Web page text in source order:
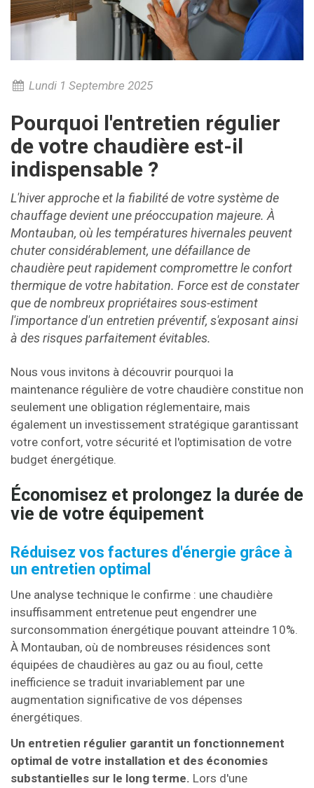
Lundi 1 Septembre 2025
Pourquoi l'entretien régulier
de votre chaudière est-il
indispensable ?
L'hiver approche et la fiabilité de votre système de
chauffage devient une préoccupation majeure. À
Montauban, où les températures hivernales peuvent
chuter considérablement, une défaillance de
chaudière peut rapidement compromettre le confort
thermique de votre habitation. Force est de constater
que de nombreux propriétaires sous-estiment
l'importance d'un entretien préventif, s'exposant ainsi
à des risques parfaitement évitables.
Nous vous invitons à découvrir pourquoi la
maintenance régulière de votre chaudière constitue non
seulement une obligation réglementaire, mais
également un investissement stratégique garantissant
votre confort, votre sécurité et l'optimisation de votre
budget énergétique.
Économisez et prolongez la durée de
vie de votre équipement
Réduisez vos factures d'énergie grâce à
un entretien optimal
Une analyse technique le confirme : une chaudière
insuffisamment entretenue peut engendrer une
surconsommation énergétique pouvant atteindre 10%.
À Montauban, où de nombreuses résidences sont
équipées de chaudières au gaz ou au fioul, cette
inefficience se traduit invariablement par une
augmentation significative de vos dépenses
énergétiques.
Un entretien régulier garantit un fonctionnement
optimal de votre installation et des économies
substantielles sur le long terme. Lors d'une